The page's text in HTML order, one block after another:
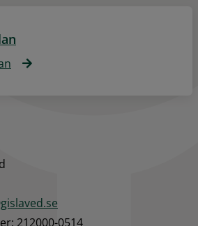
212000-0514